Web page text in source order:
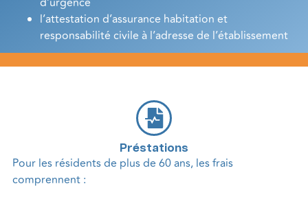
l’attestation d’assurance habitation et
responsabilité civile à l’adresse de l’établissement
Préstations
Pour les résidents de plus de 60 ans, les frais
comprennent :